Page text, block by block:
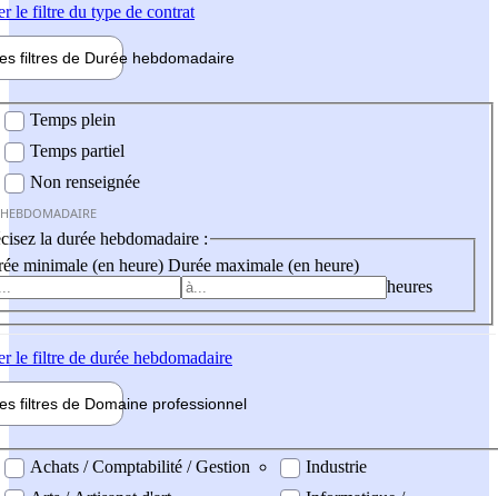
le filtre du type de contrat
filtres de Durée hebdomadaire
Temps plein
Temps partiel
Non renseignée
la durée hebdomadaire :
minimale (en heure) Durée maximale (en heure)
heures
le filtre de durée hebdomadaire
filtres de Domaine professionnel
professionel
Achats / Comptabilité / Gestion
Industrie